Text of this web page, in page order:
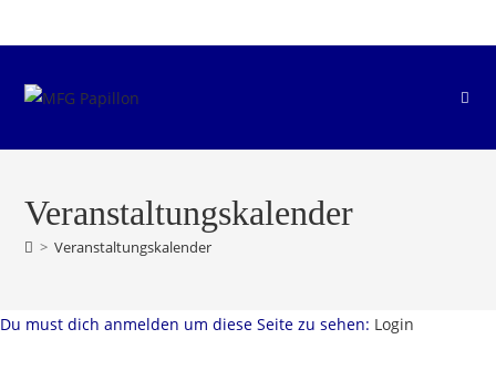
Inhalt
Veranstaltungskalender
> Veranstaltungskalender
Du must dich anmelden um diese Seite zu sehen: Login